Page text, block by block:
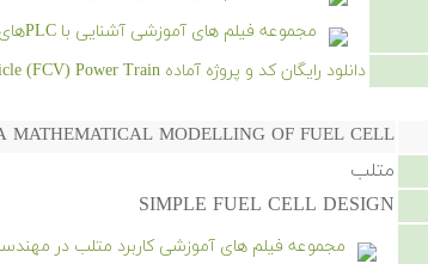
مجموعه فیلم های آموزشی آشنایی با PLCهای ساخت شرکت های Omron و Keyence
دانلود رایگان کد و پروژه آماده Fuel Cell Vehicle (FCV) Power Train - کلیک کنید.
MATHEMATICAL MODELLING OF FUEL CELL
متلب
SIMPLE FUEL CELL DESIGN
مجموعه فیلم های آموزشی کاربرد متلب در